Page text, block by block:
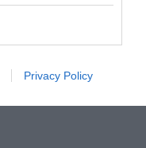
Privacy Policy